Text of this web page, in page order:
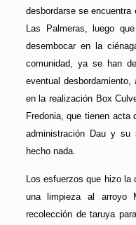
desbordarse se
Las Palmeras, luego
desembocar en la
comunidad, ya se han
eventual
en la realización Box
Fredonia, que tienen acta
administración Dau y su
hecho nada.
Los esfuerzos que hizo
una limpieza al arroyo
recolección de taruya